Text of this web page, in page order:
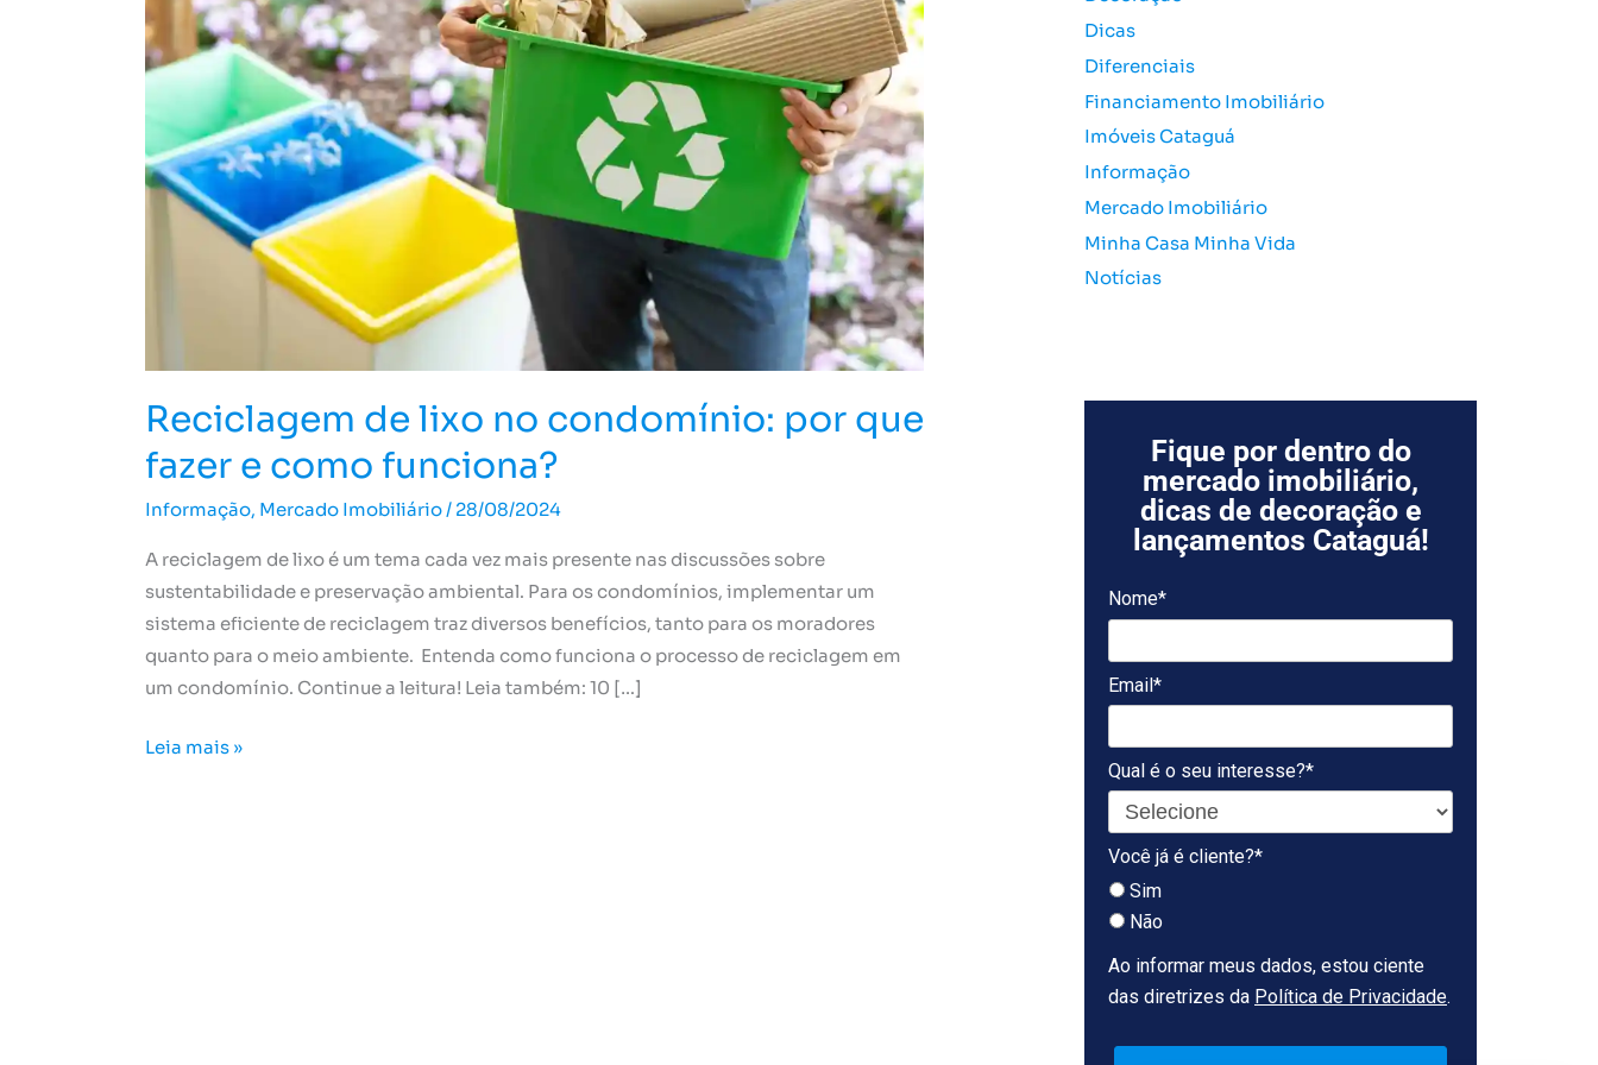
Reciclagem de lixo no condomínio: por que
fazer e como funciona?
Informação, Mercado Imobiliário/ 28/08/2024
A reciclagem de lixo é um tema cada vez mais presente nas discussões sobre
sustentabilidade e preservação ambiental. Para os condomínios, implementar um
sistema eficiente de reciclagem traz diversos benefícios, tanto para os moradores
quanto para o meio ambiente. Entenda como funciona o processo de reciclagem em
um condomínio. Continue a leitura! Leia também: 10 […]
por
que
fazer
como
funciona?
Leia mais »
o
r
Dicas
Diferenciais
Financiamento Imobiliário
Imóveis Cataguá
Informação
Mercado Imobiliário
Minha Casa Minha Vida
Notícias
Fique por dentro do
mercado imobiliário,
dicas de decoração e
lançamentos Cataguá!
Nome*
Email*
Qual é o seu interesse?*
Você já é cliente?*
Sim
Não
Ao informar meus dados, estou ciente
das diretrizes da Política de Privacidade.